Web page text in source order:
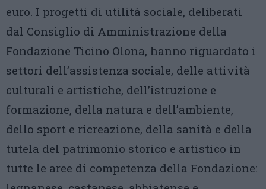
euro. I progetti di utilità sociale, deliberati
dal Consiglio di Amministrazione della
Fondazione Ticino Olona, hanno riguardato i
settori dell’assistenza sociale, delle attività
culturali e artistiche, dell’istruzione e
formazione, della natura e dell’ambiente,
dello sport e ricreazione, della sanità e della
tutela del patrimonio storico e artistico in
tutte le aree di competenza della Fondazione: